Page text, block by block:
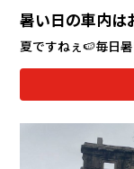
暑い日の車内
夏ですねぇ🍉毎日